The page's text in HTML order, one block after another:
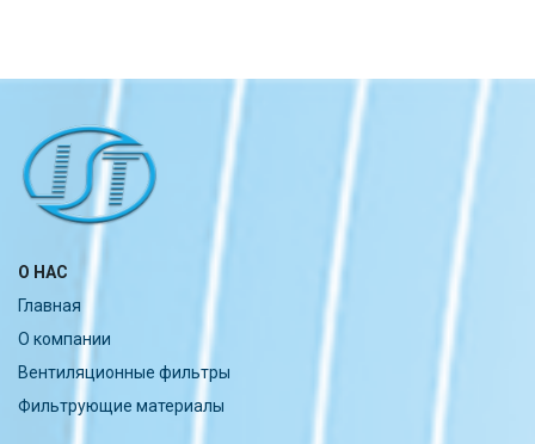
О НАС
Главная
О компании
Вентиляционные фильтры
Фильтрующие материалы